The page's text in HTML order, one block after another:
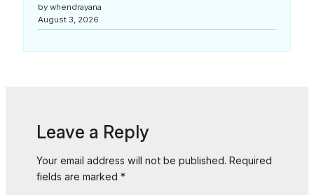
by whendrayana
August 3, 2026
Leave a Reply
Your email address will not be published. Required
fields are marked *